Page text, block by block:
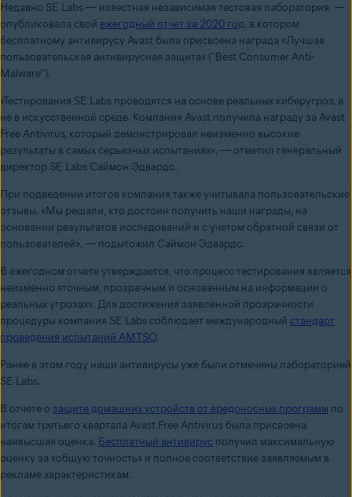
Недавно SE Labs — известная независимая тестовая лаборатория —
опубликовала свой ежегодный отчет за 2020 год, в котором
бесплатному антивирусу Avast была присвоена награда «Лучшая
пользовательская антивирусная защита» ("Best Consumer Anti-
Malware").
«Тестирования SE Labs проводятся на основе реальных киберугроз, а
не в искусственной среде. Компания Avast получила награду за Avast
Free Antivirus, который демонстрировал неизменно высокие
результаты в самых серьезных испытаниях», — отметил генеральный
директор SE Labs Саймон Эдвардс.
При подведении итогов компания также учитывала пользовательские
отзывы. «Мы решали, кто достоин получить наши награды, на
основании результатов исследований и с учетом обратной связи от
пользователей», — подытожил Саймон Эдвардс.
В ежегодном отчете утверждается, что процесс тестирования является
неизменно «точным, прозрачным и основанным на информации о
реальных угрозах». Для достижения заявленной прозрачности
процедуры компания SE Labs соблюдает международный стандарт
проведения испытаний AMTSO.
Ранее в этом году наши антивирусы уже были отмечены лабораторией
SE Labs.
В отчете о защите домашних устройств от вредоносных программ по
итогам третьего квартала Avast Free Antivirus была присвоена
наивысшая оценка. Бесплатный антивирус получил максимальную
оценку за «общую точность» и полное соответствие заявляемым в
рекламе характеристикам.